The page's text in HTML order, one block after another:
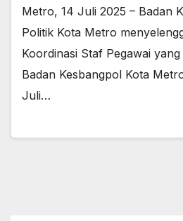
Metro, 14 Juli 2025 – Badan
Politik Kota Metro
Koordinasi Staf Pegawai
Badan Kesbangpol Kota
Juli…